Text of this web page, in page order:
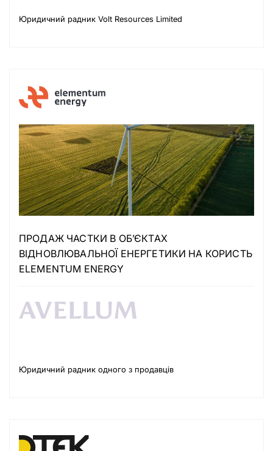
Юридичний радник Volt Resources Limited
ПРОДАЖ ЧАСТКИ В ОБ’ЄКТАХ
ВІДНОВЛЮВАЛЬНОЇ ЕНЕРГЕТИКИ НА КОРИСТЬ
ELEMENTUM ENERGY
Юридичний радник одного з продавців